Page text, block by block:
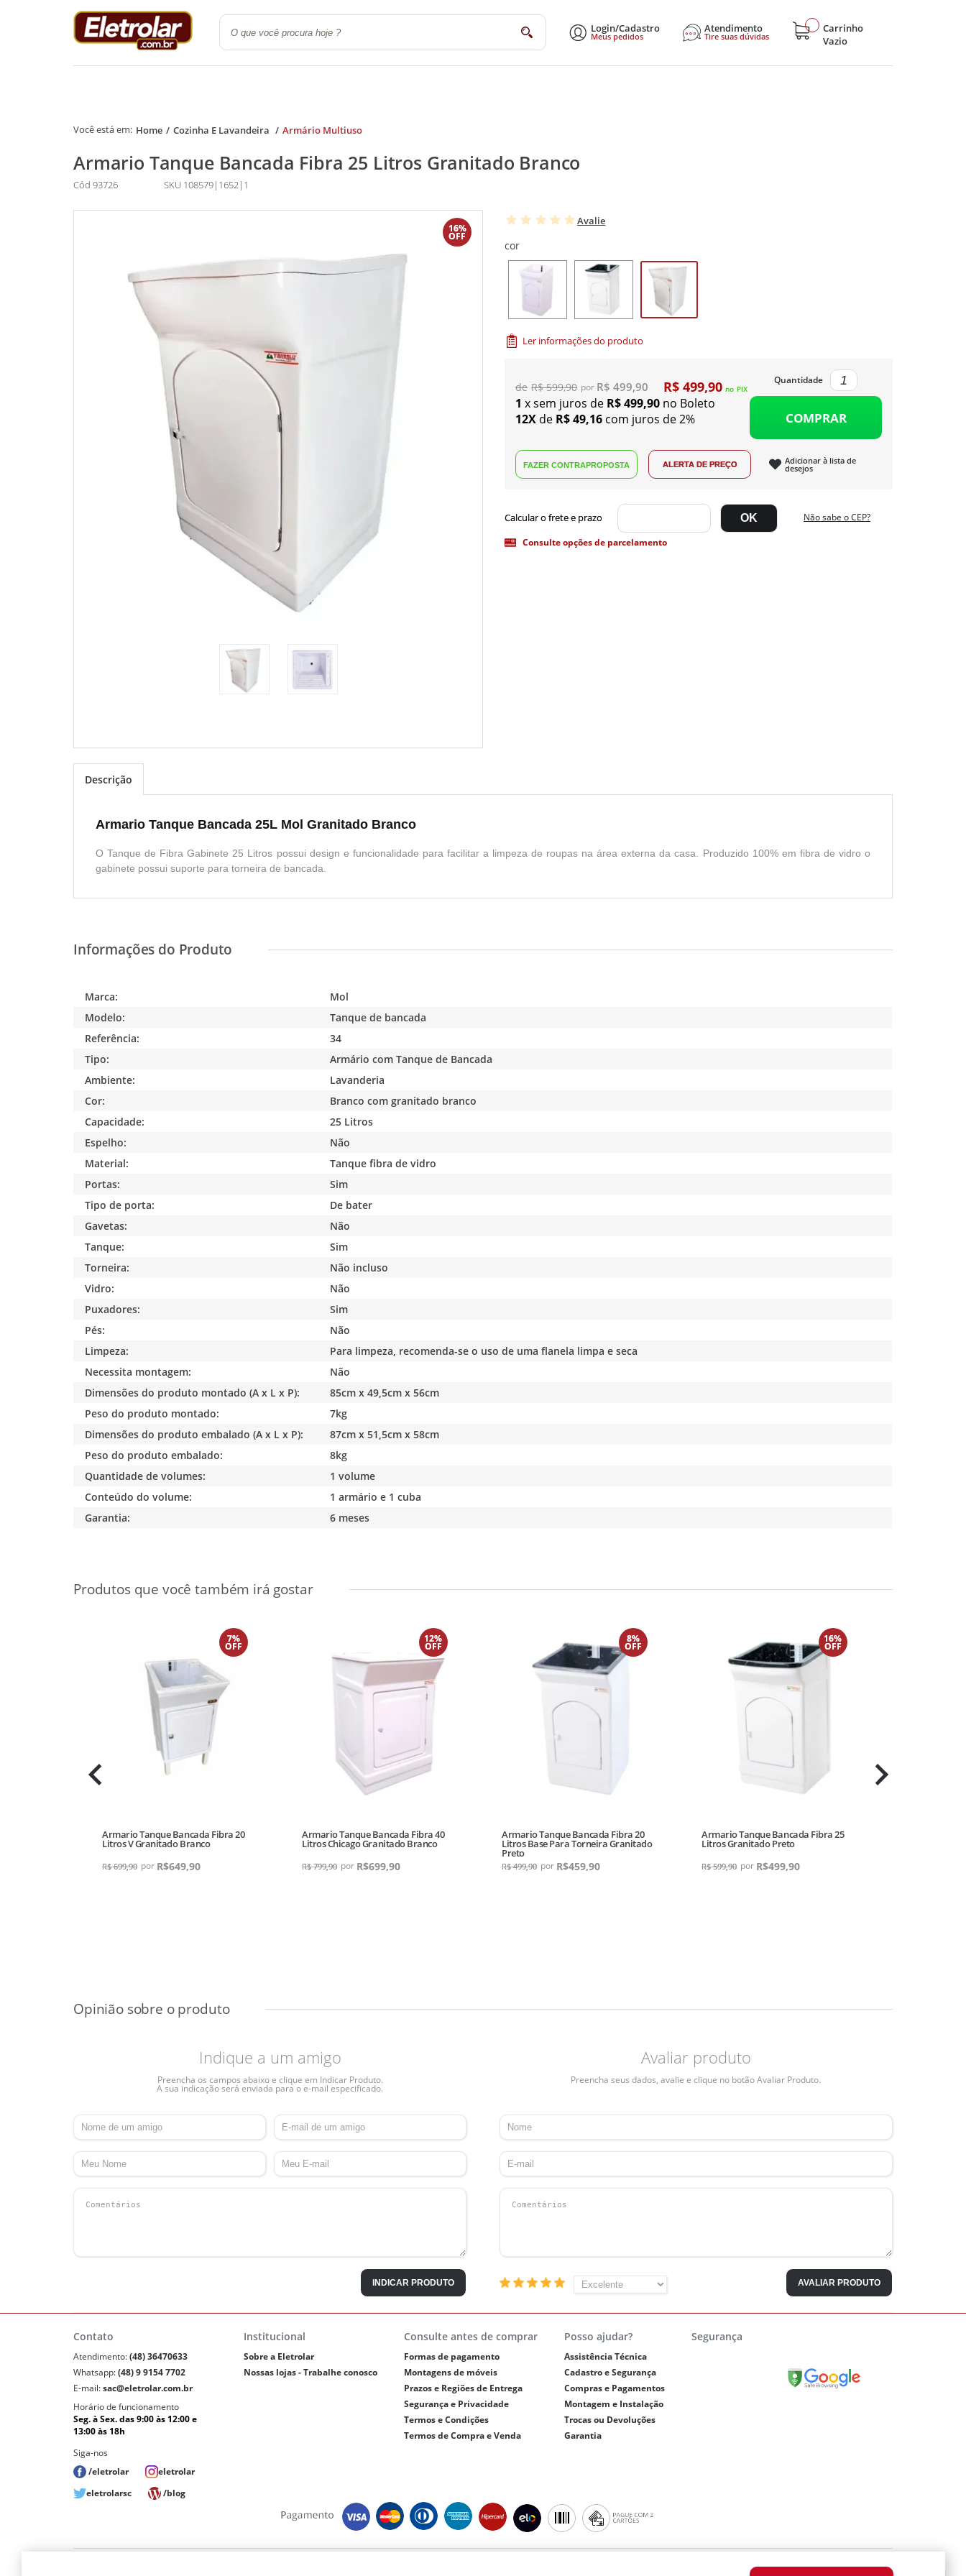
Login/Cadastro
Meus pedidos
Atendimento
Tire suas dúvidas
Carrinho
Vazio
Quarto Utilidades Domésticas Eletrodomésticos Eletroportáteis Hobby e Lazer
Home Cozinha E Lavandeira Armário Multiuso
Armario Tanque Bancada Fibra 25 Litros Granitado Branco
Cód 93726 SKU 108579|1652|1
16%
OFF
Avalie
cor
Ler informações do produto
R$ 599,90 R$ 499,90 R$ 499,90 no PIX
1 x sem juros de R$ 499,90 no Boleto
12X de R$ 49,16 com juros de 2%
Quantidade
COMPRAR
Adicionar à lista de
desejos
Não sabe o CEP?
Consulte opções de parcelamento
Descrição
Armario Tanque Bancada 25L Mol Granitado Branco
O Tanque de Fibra Gabinete 25 Litros possui design e funcionalidade para facilitar a limpeza de roupas na área externa da casa. Produzido 100% em fibra de vidro o
gabinete possui suporte para torneira de bancada.
Marca:
Mol
Modelo:
Tanque de bancada
Referência:
34
Tipo:
Armário com Tanque de Bancada
Ambiente:
Lavanderia
Cor:
Branco com granitado branco
Capacidade:
25 Litros
Espelho:
Não
Material:
Tanque fibra de vidro
Portas:
Sim
Tipo de porta:
De bater
Gavetas:
Não
Tanque:
Sim
Torneira:
Não incluso
Vidro:
Não
Puxadores:
Sim
Pés:
Não
Limpeza:
Para limpeza, recomenda-se o uso de uma flanela limpa e seca
Necessita montagem:
Não
Dimensões do produto montado (A x L x P):
85cm x 49,5cm x 56cm
Peso do produto montado:
7kg
Dimensões do produto embalado (A x L x P):
87cm x 51,5cm x 58cm
Peso do produto embalado:
8kg
Quantidade de volumes:
1 volume
Conteúdo do volume:
1 armário e 1 cuba
Garantia:
6 meses
7%
OFF
Armario Tanque Bancada Fibra 20
Litros V Granitado Branco
R$ 699,90 R$649,90
12%
OFF
Armario Tanque Bancada Fibra 40
Litros Chicago Granitado Branco
R$ 799,90 R$699,90
8%
OFF
Armario Tanque Bancada Fibra 20
Litros Base Para Torneira Granitado
Preto
R$ 499,90 R$459,90
16%
OFF
Armario Tanque Bancada Fibra 25
Litros Granitado Preto
R$ 599,90 R$499,90
Indique a um amigo
Preencha os campos abaixo e clique em Indicar Produto.
A sua indicação será enviada para o e-mail especificado.
INDICAR PRODUTO
Avaliar produto
Preencha seus dados, avalie e clique no botão Avaliar Produto.
AVALIAR PRODUTO
Contato
Atendimento:(48) 36470633
Whatsapp:(48) 9 9154 7702
E-mail:sac@eletrolar.com.br
Horário de funcionamento
Seg. à Sex. das 9:00 às 12:00 e
13:00 às 18h
Siga-nos
/eletrolar
eletrolar
eletrolarsc
/blog
Institucional
Sobre a Eletrolar
Nossas lojas - Trabalhe conosco
Consulte antes de comprar
Formas de pagamento
Montagens de móveis
Prazos e Regiões de Entrega
Segurança e Privacidade
Termos e Condições
Termos de Compra e Venda
Posso ajudar?
Assistência Técnica
Cadastro e Segurança
Compras e Pagamentos
Montagem e Instalação
Trocas ou Devoluções
Garantia
Segurança
Copyright © 2018 - eletrolar.com.br - NEGRO E ANDREADIS LTDA - CNPJ 01.093.810/0003-64